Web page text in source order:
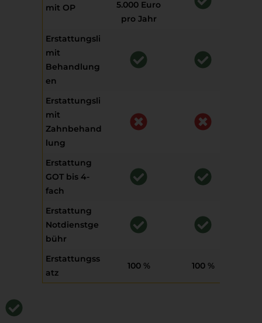
mit OP
5.000 Euro
pro Jahr
Erstattungsli
mit
Behandlung
en
Erstattungsli
mit
Zahnbehand
lung
Erstattung
GOT bis 4-
fach
Erstattung
Notdienstge
bühr
Erstattungss
atz
100 % 100 %